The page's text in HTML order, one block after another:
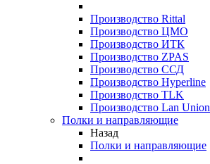
Производство Rittal
Производство ЦМО
Производство ИТК
Производство ZPAS
Производство ССД
Производство Hyperline
Производство TLK
Производство Lan Union
Полки и направляющие
Назад
Полки и направляющие